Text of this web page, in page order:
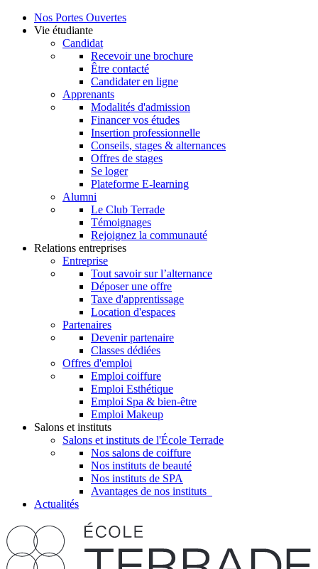
Nos Portes Ouvertes
Vie étudiante
Candidat
Recevoir une brochure
Être contacté
Candidater en ligne
Apprenants
Modalités d'admission
Financer vos études
Insertion professionnelle
Conseils, stages & alternances
Offres de stages
Se loger
Plateforme E-learning
Alumni
Le Club Terrade
Témoignages
Rejoignez la communauté
Relations entreprises
Entreprise
Tout savoir sur l’alternance
Déposer une offre
Taxe d'apprentissage
Location d'espaces
Partenaires
Devenir partenaire
Classes dédiées
Offres d'emploi
Emploi coiffure
Emploi Esthétique
Emploi Spa & bien-être
Emploi Makeup
Salons et instituts
Salons et instituts de l'École Terrade
Nos salons de coiffure
Nos instituts de beauté
Nos instituts de SPA
Avantages de nos instituts
Actualités